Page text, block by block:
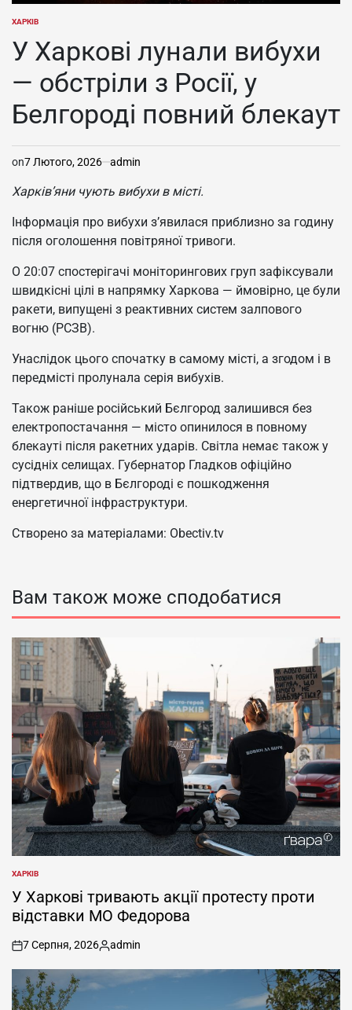
ОПУБЛІКУВАТИ
ХАРКІВ
У Харкові лунали вибухи
— обстріли з Росії, у
Белгороді повний блекаут
on7 Лютого, 2026 admin
Харків’яни чують вибухи в місті.
Інформація про вибухи з’явилася приблизно за годину
після оголошення повітряної тривоги.
О 20:07 спостерігачі моніторингових груп зафіксували
швидкісні цілі в напрямку Харкова — ймовірно, це були
ракети, випущені з реактивних систем залпового
вогню (РСЗВ).
Унаслідок цього спочатку в самому місті, а згодом і в
передмісті пролунала серія вибухів.
Також раніше російський Бєлгород залишився без
електропостачання — місто опинилося в повному
блекауті після ракетних ударів. Світла немає також у
сусідніх селищах. Губернатор Гладков офіційно
підтвердив, що в Бєлгороді є пошкодження
енергетичної інфраструктури.
Створено за матеріалами: Obectiv.tv
Вам також може сподобатися
ОПУБЛІКУВАТИ
У
ХАРКІВ
У Харкові тривають акції протесту проти
відставки МО Федорова
on
7 Серпня, 2026
Опубліковано
admin